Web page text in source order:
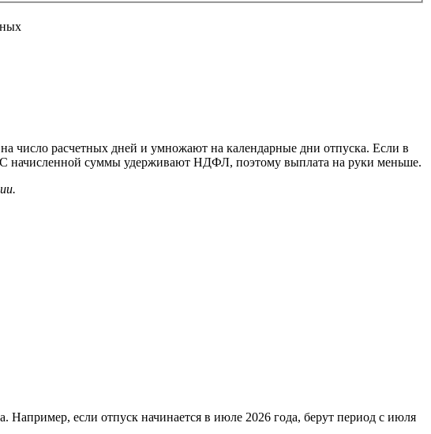
число расчетных дней и умножают на календарные дни отпуска. Если в
начисленной суммы удерживают НДФЛ, поэтому выплата на руки меньше.
Например, если отпуск начинается в июле 2026 года, берут период с июля